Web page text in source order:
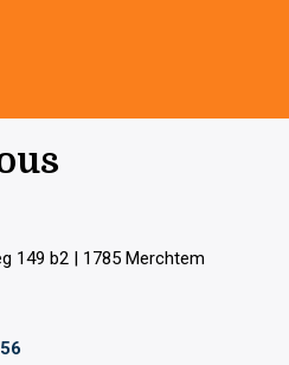
149 b2 | 1785 Merchtem